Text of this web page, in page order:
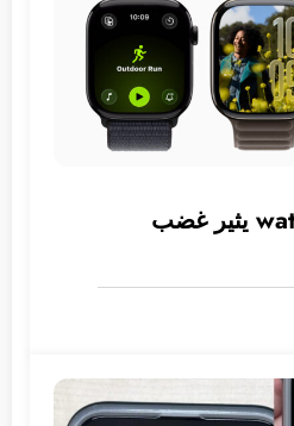
تحديث watchOS 26 يثير غضب